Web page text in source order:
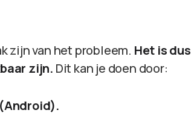
zijn van het probleem. Het is dus
zijn. Dit kan je doen door: